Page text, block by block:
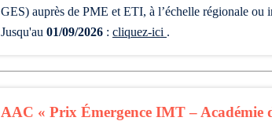
GES) auprès de PME et ETI, à l’échelle régionale ou
Jusqu'au 01/09/2026 : cliquez-ici .
AAC « Prix Émergence IMT – Académie